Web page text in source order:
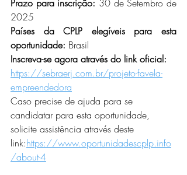
Prazo para inscrição: 30 de Setembro de
2025
Países da CPLP elegíveis para esta
oportunidade: Brasil
Inscreva-se agora através do link oficial:
https://sebraerj.com.br/projeto-favela-
empreendedora
Caso precise de ajuda para se
candidatar para esta oportunidade,
solicite assistência através deste
link:https://www.oportunidadescplp.info
/about-4